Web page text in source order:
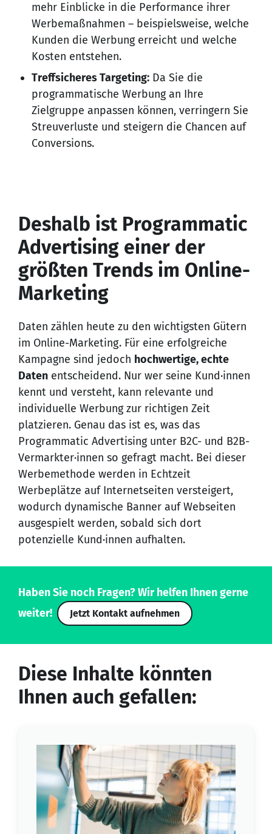
mehr Einblicke in die Performance ihrer
Werbemaßnahmen – beispielsweise, welche
Kunden die Werbung erreicht und welche
Kosten entstehen.
Treffsicheres Targeting:Da Sie die
programmatische Werbung an Ihre
Zielgruppe anpassen können, verringern Sie
Streuverluste und steigern die Chancen auf
Conversions.
Deshalb ist Programmatic
Advertising einer der
größten Trends im Online-
Marketing
Daten zählen heute zu den wichtigsten Gütern
im Online-Marketing. Für eine erfolgreiche
Kampagne sind jedoch hochwertige, echte
Daten entscheidend. Nur wer seine Kund·innen
kennt und versteht, kann relevante und
individuelle Werbung zur richtigen Zeit
platzieren. Genau das ist es, was das
Programmatic Advertising unter B2C- und B2B-
Vermarkter·innen so gefragt macht. Bei dieser
Werbemethode werden in Echtzeit
Werbeplätze auf Internetseiten versteigert,
wodurch dynamische Banner auf Webseiten
ausgespielt werden, sobald sich dort
potenzielle Kund·innen aufhalten.
Haben Sie noch Fragen? Wir helfen Ihnen gerne
weiter!
Jetzt Kontakt aufnehmen
Diese Inhalte könnten
Ihnen auch gefallen: